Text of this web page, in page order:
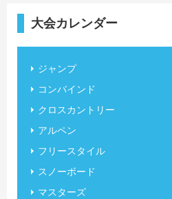
大会カレンダー
ジャンプ
コンバインド
クロスカントリー
アルペン
フリースタイル
スノーボード
マスターズ